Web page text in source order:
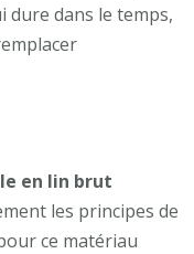
dure dans le temps,
en lin brut
les principes de
ce matériau